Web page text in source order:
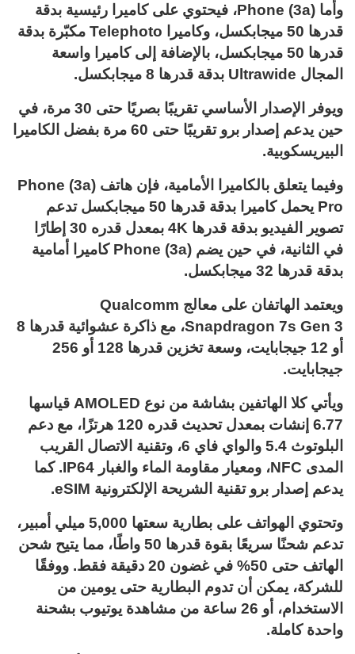
وأما Phone (3a)، فيحتوي على كاميرا رئيسية بدقة
قدرها 50 ميجابكسل، وكاميرا Telephoto مكبّرة بدقة
قدرها 50 ميجابكسل، بالإضافة إلى كاميرا واسعة
المجال Ultrawide بدقة قدرها 8 ميجابكسل.
ويوفر الإصدار الأساسي تقريبًا بصريًا حتى 30 مرة، في
حين يدعم إصدار برو تقريبًا حتى 60 مرة بفضل الكاميرا
البيريسكوبية.
وفيما يتعلق بالكاميرا الأمامية، فإن هاتف Phone (3a)
Pro يحمل كاميرا بدقة قدرها 50 ميجابكسل تدعم
تصوير الفيديو بدقة قدرها 4K بمعدل قدره 30 إطارًا
في الثانية، في حين يضم Phone (3a) كاميرا أمامية
بدقة قدرها 32 ميجابكسل.
ويعتمد الهاتفان على معالج Qualcomm
Snapdragon 7s Gen 3، مع ذاكرة عشوائية قدرها 8
أو 12 جيجابايت، وسعة تخزين قدرها 128 أو 256
جيجابايت.
ويأتي كلا الهاتفين بشاشة من نوع AMOLED قياسها
6.77 إنشات بمعدل تحديث قدره 120 هرتزًا، مع دعم
البلوتوث 5.4 والواي فاي 6، وتقنية الاتصال القريب
المدى NFC، ومعيار مقاومة الماء والغبار IP64. كما
يدعم إصدار برو تقنية الشريحة الإلكترونية eSIM.
وتحتوي الهواتف على بطارية سعتها 5,000 ميلي أمبير،
تدعم شحنًا سريعًا بقوة قدرها 50 واطًا، مما يتيح شحن
الهاتف حتى 50% في غضون 20 دقيقة فقط. ووفقًا
للشركة، يمكن أن تدوم البطارية حتى يومين من
الاستخدام، أو 26 ساعة من مشاهدة يوتيوب بشحنة
واحدة كاملة.